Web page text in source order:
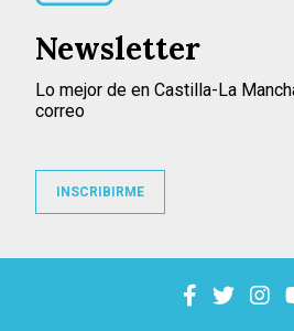
Newsletter
Lo mejor de en Castilla-La
correo
INSCRIBIRME